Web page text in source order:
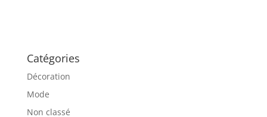
Catégories
Décoration
Mode
Non classé